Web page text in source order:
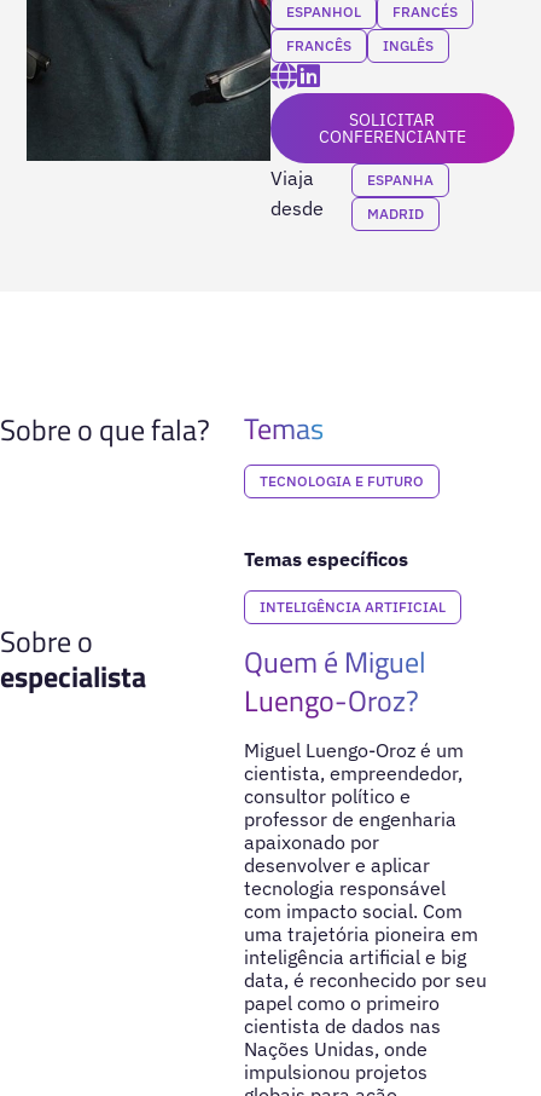
ESPANHOL
FRANCÉS
FRANCÊS
INGLÊS
SOLICITAR
CONFERENCIANTE
Viaja
desde
ESPANHA
MADRID
Sobre o que fala? Temas
TECNOLOGIA E FUTURO
Temas específicos
INTELIGÊNCIA ARTIFICIAL
Sobre o
especialista
Quem é Miguel
Luengo-Oroz?
Miguel Luengo-Oroz é um
cientista, empreendedor,
consultor político e
professor de engenharia
apaixonado por
desenvolver e aplicar
tecnologia responsável
com impacto social. Com
uma trajetória pioneira em
inteligência artificial e big
data, é reconhecido por seu
papel como o primeiro
cientista de dados nas
Nações Unidas, onde
impulsionou projetos